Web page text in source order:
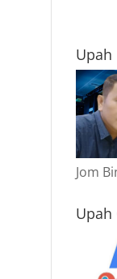
Upah
Jom
Upah